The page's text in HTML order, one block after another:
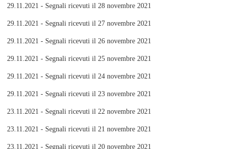
29.11.2021 - Segnali ricevuti il 28 novembre 2021
29.11.2021 - Segnali ricevuti il 27 novembre 2021
29.11.2021 - Segnali ricevuti il 26 novembre 2021
29.11.2021 - Segnali ricevuti il 25 novembre 2021
29.11.2021 - Segnali ricevuti il 24 novembre 2021
29.11.2021 - Segnali ricevuti il 23 novembre 2021
23.11.2021 - Segnali ricevuti il 22 novembre 2021
23.11.2021 - Segnali ricevuti il 21 novembre 2021
23.11.2021 - Segnali ricevuti il 20 novembre 2021